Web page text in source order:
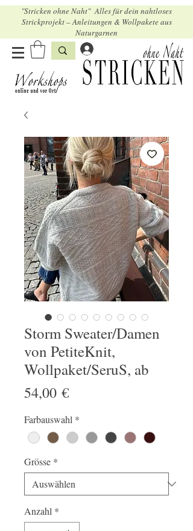
"Stricken ohne Naht" Alles für dein nahtloses
Strickprojekt – Anleitungen & Wollpakete aus
Naturgarnen
Storm Sweater/Damen
von PetiteKnit,
Wollpaket/SeruS, ab
54,00 €Preis
Farbauswahl *
Grösse *
Anzahl *